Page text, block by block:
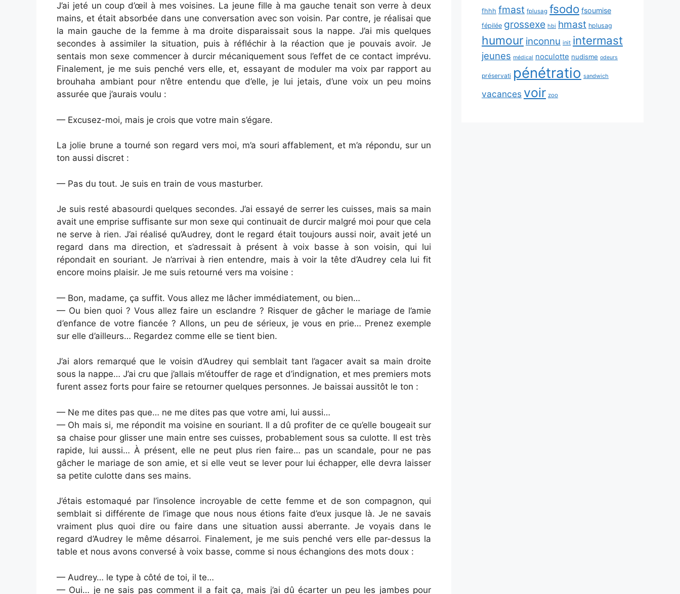
J’ai jeté un coup d’œil à mes voisines. La jeune fille à ma gauche tenait son verre à deux
mains, et était absorbée dans une conversation avec son voisin. Par contre, je réalisai que
la main gauche de la femme à ma droite disparaissait sous la nappe. J’ai mis quelques
secondes à assimiler la situation, puis à réfléchir à la réaction que je pouvais avoir. Je
sentais mon sexe commencer à durcir mécaniquement sous l’effet de ce contact imprévu.
Finalement, je me suis penché vers elle, et, essayant de moduler ma voix par rapport au
brouhaha ambiant pour n’être entendu que d’elle, je lui jetais, d’une voix un peu moins
assurée que j’aurais voulu :
— Excusez-moi, mais je crois que votre main s’égare.
La jolie brune a tourné son regard vers moi, m’a souri affablement, et m’a répondu, sur un
ton aussi discret :
— Pas du tout. Je suis en train de vous masturber.
Je suis resté abasourdi quelques secondes. J’ai essayé de serrer les cuisses, mais sa main
avait une emprise suffisante sur mon sexe qui continuait de durcir malgré moi pour que cela
ne serve à rien. J’ai réalisé qu’Audrey, dont le regard était toujours aussi noir, avait jeté un
regard dans ma direction, et s’adressait à présent à voix basse à son voisin, qui lui
répondait en souriant. Je n’arrivai à rien entendre, mais à voir la tête d’Audrey cela lui fit
encore moins plaisir. Je me suis retourné vers ma voisine :
— Bon, madame, ça suffit. Vous allez me lâcher immédiatement, ou bien…
— Ou bien quoi ? Vous allez faire un esclandre ? Risquer de gâcher le mariage de l’amie
d’enfance de votre fiancée ? Allons, un peu de sérieux, je vous en prie… Prenez exemple
sur elle d’ailleurs… Regardez comme elle se tient bien.
J’ai alors remarqué que le voisin d’Audrey qui semblait tant l’agacer avait sa main droite
sous la nappe… J’ai cru que j’allais m’étouffer de rage et d’indignation, et mes premiers mots
furent assez forts pour faire se retourner quelques personnes. Je baissai aussitôt le ton :
— Ne me dites pas que… ne me dites pas que votre ami, lui aussi…
— Oh mais si, me répondit ma voisine en souriant. Il a dû profiter de ce qu’elle bougeait sur
sa chaise pour glisser une main entre ses cuisses, probablement sous sa culotte. Il est très
rapide, lui aussi… À présent, elle ne peut plus rien faire… pas un scandale, pour ne pas
gâcher le mariage de son amie, et si elle veut se lever pour lui échapper, elle devra laisser
sa petite culotte dans ses mains.
J’étais estomaqué par l’insolence incroyable de cette femme et de son compagnon, qui
semblait si différente de l’image que nous nous étions faite d’eux jusque là. Je ne savais
vraiment plus quoi dire ou faire dans une situation aussi aberrante. Je voyais dans le
regard d’Audrey le même désarroi. Finalement, je me suis penché vers elle par-dessus la
table et nous avons conversé à voix basse, comme si nous échangions des mots doux :
— Audrey… le type à côté de toi, il te…
— Oui… je ne sais pas comment il a fait ça, mais j’ai dû écarter un peu les jambes pour
fhhh fmast fplusag fsodo fsoumise
fépilée grossexe hbi hmast hplusag
humour inconnu init intermast
jeunes médical noculotte nudisme odeurs
préservati pénétratio sandwich
vacances voir zoo